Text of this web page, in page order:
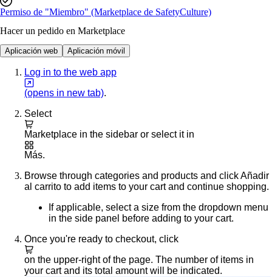
Permiso de "Miembro" (Marketplace de SafetyCulture)
Hacer un pedido en Marketplace
Aplicación web Aplicación móvil
Log in to the web app
(opens in new tab).
Select
Marketplace in the sidebar or select it in
Más.
Browse through categories and products and clickAñadir
al carrito to add items to your cart and continue shopping.
If applicable, select a size from the dropdown menu
in the side panel before adding to your cart.
Once you're ready to checkout, click
on the upper-right of the page. The number of items in
your cart and its total amount will be indicated.